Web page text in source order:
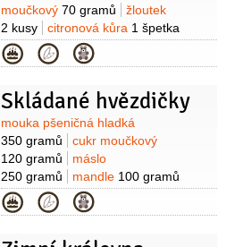
moučkový 70 gramů
žloutek
2 kusy
citronová kůra 1 špetka
(nastrouhaná)
zavařenina malinová
80 gramů (nebo jiná pikantní, na
posypání)
Kategorie
Skládané hvězdičky
Suroviny
mouka pšeničná hladká
350 gramů
cukr moučkový
120 gramů
máslo
250 gramů
mandle 100 gramů
(loupané a mleté)
4 kusy
citronová kůra
Kategorie